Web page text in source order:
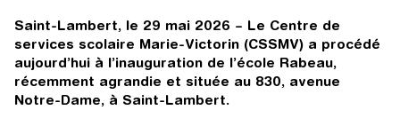
Saint-Lambert, le 29 mai 2026 – Le Centre de
services scolaire Marie-Victorin (CSSMV) a procédé
aujourd’hui à l’inauguration de l’école Rabeau,
récemment agrandie et située au 830, avenue
Notre-Dame, à Saint-Lambert.